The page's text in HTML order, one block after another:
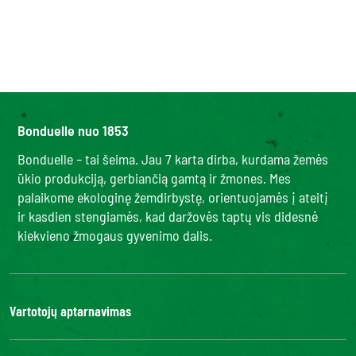
Bonduelle nuo 1853
Bonduelle – tai šeima. Jau 7 karta dirba, kurdama žemės
ūkio produkciją, gerbiančią gamtą ir žmones. Mes
palaikome ekologinę žemdirbystę, orientuojamės į ateitį
ir kasdien stengiamės, kad daržovės taptų vis didesnė
kiekvieno žmogaus gyvenimo dalis.
Vartotojų aptarnavimas
Kontaktai